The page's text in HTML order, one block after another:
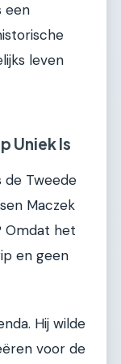
een
leven
Uniek Is
de Tweede
Maczek
Omdat het
en geen
Hij wilde
voor de